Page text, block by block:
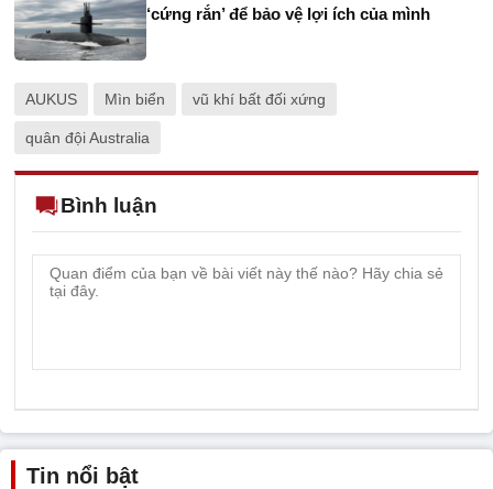
‘cứng rắn’ để bảo vệ lợi ích của mình
AUKUS Mìn biển vũ khí bất đối xứng
quân đội Australia
Bình luận
Tin nổi bật